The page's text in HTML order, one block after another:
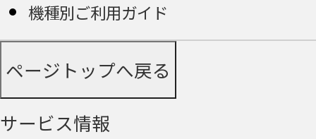
機種別ご利用ガイド
ページトップへ戻る
サービス情報